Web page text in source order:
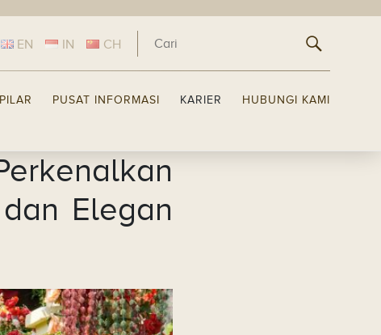
EN IN CH
PUSAT INFORMASI KARIER HUBUNGI KAMI
Elegan